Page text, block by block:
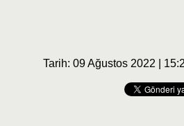
Tarih: 09 Ağustos 2022 |